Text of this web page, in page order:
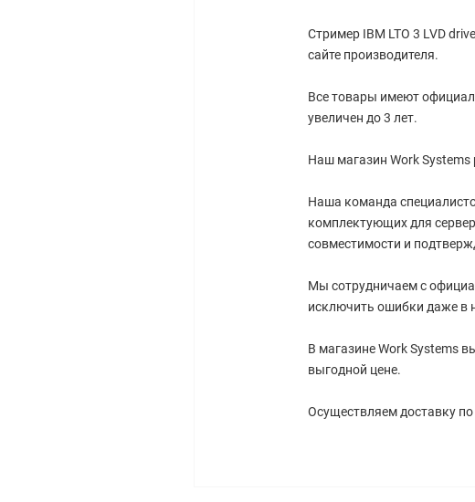
Стример IBM LTO 3 LVD
сайте производителя.
Все товары имеют
увеличен до 3 лет.
Наш магазин Work Systems
Наша команда
комплектующих для
совместимости и
Мы сотрудничаем с
исключить ошибки даже в
В магазине Work Systems
выгодной цене.
Осуществляем доставку